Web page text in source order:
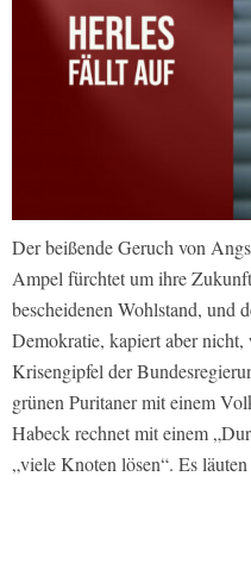
Der beißende Geruch von
Ampel fürchtet um ihre
bescheidenen Wohlstand, und
Demokratie, kapiert aber
Krisengipfel der
grünen Puritaner mit einem
Habeck rechnet mit einem
„viele Knoten lösen“. Es